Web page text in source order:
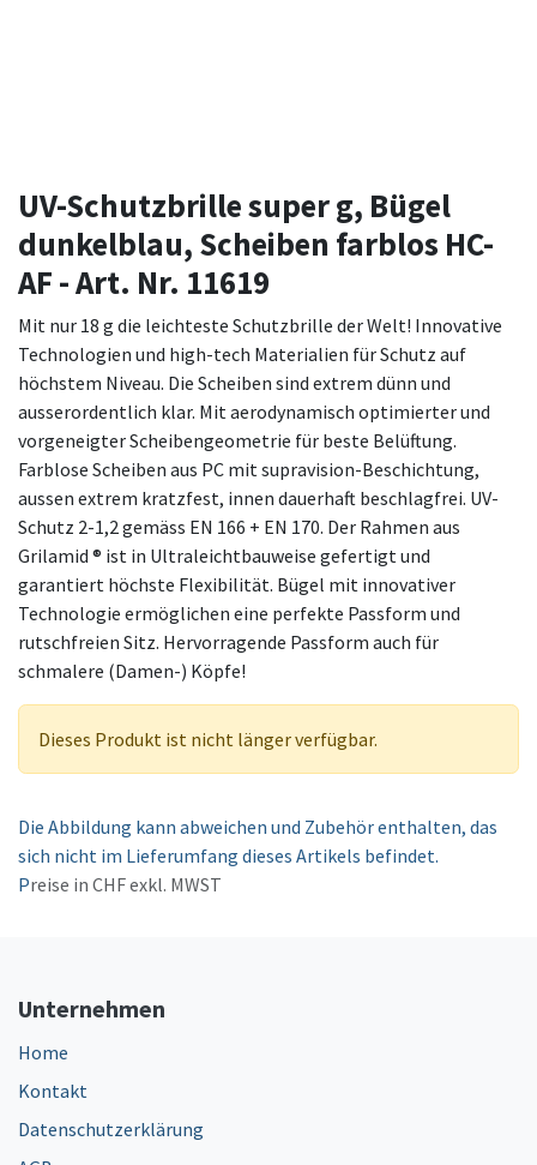
UV-Schutzbrille super g, Bügel
dunkelblau, Scheiben farblos HC-
AF - Art. Nr. 11619
Mit nur 18 g die leichteste Schutzbrille der Welt! Innovative
Technologien und high-tech Materialien für Schutz auf
höchstem Niveau. Die Scheiben sind extrem dünn und
ausserordentlich klar. Mit aerodynamisch optimierter und
vorgeneigter Scheibengeometrie für beste Belüftung.
Farblose Scheiben aus PC mit supravision-Beschichtung,
aussen extrem kratzfest, innen dauerhaft beschlagfrei. UV-
Schutz 2-1,2 gemäss EN 166 + EN 170. Der Rahmen aus
Grilamid ® ist in Ultraleichtbauweise gefertigt und
garantiert höchste Flexibilität. Bügel mit innovativer
Technologie ermöglichen eine perfekte Passform und
rutschfreien Sitz. Hervorragende Passform auch für
schmalere (Damen-) Köpfe!
Dieses Produkt ist nicht länger verfügbar.
Die Abbildung kann abweichen und Zubehör enthalten, das
sich nicht im Lieferumfang dieses Artikels befindet.
Preise in CHF exkl. MWST
Unternehmen
Home
Kontakt
Datenschutzerklärung